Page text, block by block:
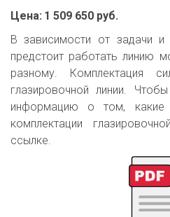
Цена: 1 509 650 руб.
В зависимости от задачи
предстоит работать линию
разному. Комплектация
глазировочной линии.
информацию о том,
комплектации
ссылке.